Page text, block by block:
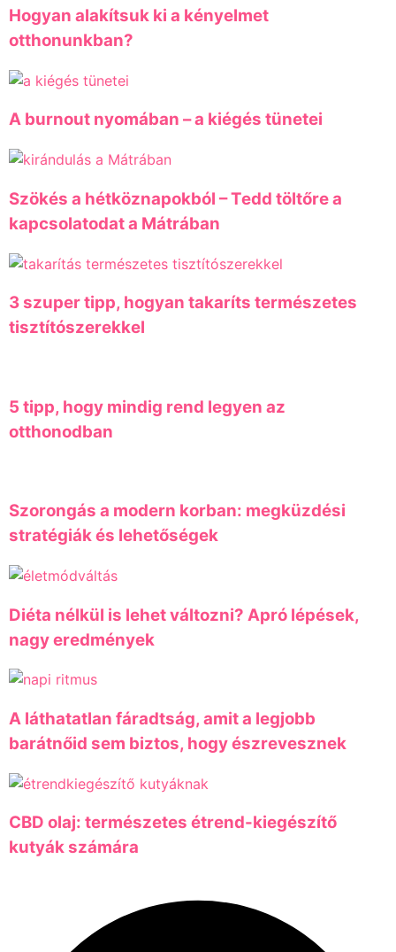
Hogyan alakítsuk ki a kényelmet
otthonunkban?
A burnout nyomában – a kiégés tünetei
Szökés a hétköznapokból – Tedd töltőre a
kapcsolatodat a Mátrában
3 szuper tipp, hogyan takaríts természetes
tisztítószerekkel
5 tipp, hogy mindig rend legyen az
otthonodban
Szorongás a modern korban: megküzdési
stratégiák és lehetőségek
Diéta nélkül is lehet változni? Apró lépések,
nagy eredmények
A láthatatlan fáradtság, amit a legjobb
barátnőid sem biztos, hogy észrevesznek
CBD olaj: természetes étrend-kiegészítő
kutyák számára